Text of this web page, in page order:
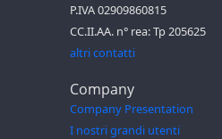
P.IVA 02909860815
CC.II.AA. n° rea: Tp 205625
altri contatti
Company
Company Presentation
I nostri grandi utenti